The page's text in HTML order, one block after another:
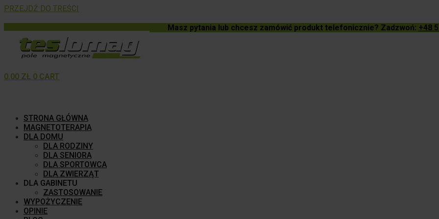
PRZEJDŹ DO TREŚCI
Masz pytania lub chcesz zamówić produkt telefonicznie? Zadzwoń: +48
0.00 ZŁ 0 CART
STRONA GŁÓWNA
MAGNETOTERAPIA
DLA DOMU
DLA RODZINY
DLA SENIORA
DLA SPORTOWCA
DLA ZWIERZĄT
DLA GABINETU
ZASTOSOWANIE
WYPOŻYCZENIE
OPINIE